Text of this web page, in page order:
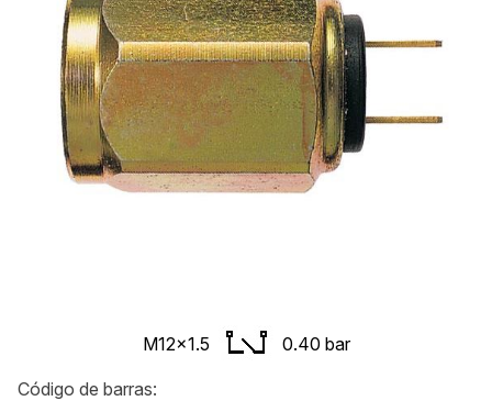
M12x1.5 0.40 bar
Código de barras: